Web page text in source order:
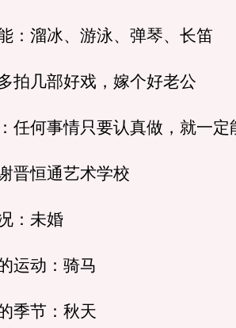
溜冰、游泳、弹琴、长笛
几部好戏，嫁个好老公
何事情只要认真做，就一定
恒通艺术学校
未婚
动：骑马
节：秋天